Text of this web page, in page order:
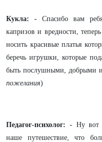
Кукла: - Спасибо вам
капризов и вредности,
носить красивые платья
беречь игрушки, которые
быть послушными, добрыми
пожелания)
Педагог-психолог: - Ну вот
наше путешествие, что